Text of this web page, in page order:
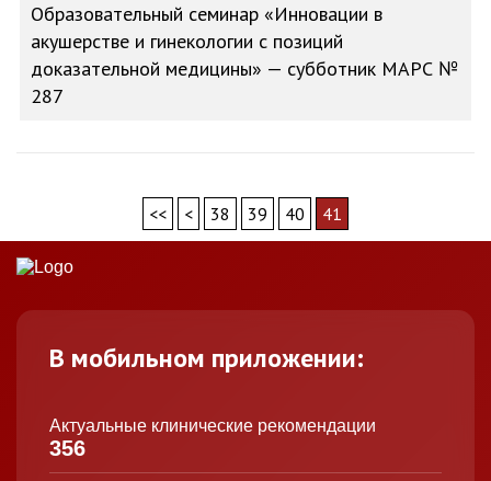
Образовательный семинар «Инновации в
акушерстве и гинекологии с позиций
доказательной медицины» — субботник МАРС №
287
<< < 38 39 40 41
В мобильном приложении:
Актуальные клинические рекомендации
356